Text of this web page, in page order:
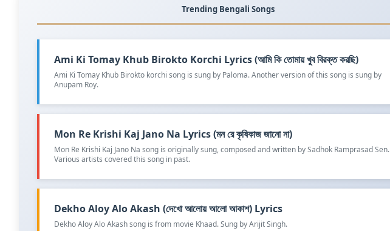
Trending Bengali Songs
Ami Ki Tomay Khub Birokto Korchi Lyrics (আমি কি তোমায় খুব বিরক্ত করছি)
Ami Ki Tomay Khub Birokto korchi song is sung by Paloma. Another version of this song is sung by
Anupam Roy.
Mon Re Krishi Kaj Jano Na Lyrics (মন রে কৃষিকাজ জানো না)
Mon Re Krishi Kaj Jano Na song is originally sung, composed and written by Sadhok Ramprasad Sen.
Various artists covered this song in past.
Dekho Aloy Alo Akash (দেখো আলোয় আলো আকাশ) Lyrics
Dekho Aloy Alo Akash song is from movie Khaad. Sung by Arijit Singh.